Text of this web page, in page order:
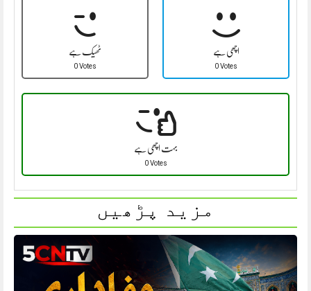
ٹھیک ہے
0 Votes
اچھی ہے
0 Votes
بہت اچھی ہے
0 Votes
مزید پڑھیں